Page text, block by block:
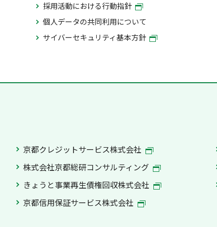
採用活動における行動指針
個人データの共同利用について
サイバーセキュリティ基本方針
京都クレジットサービス株式会社
株式会社京都総研コンサルティング
きょうと事業再生債権回収株式会社
京都信用保証サービス株式会社